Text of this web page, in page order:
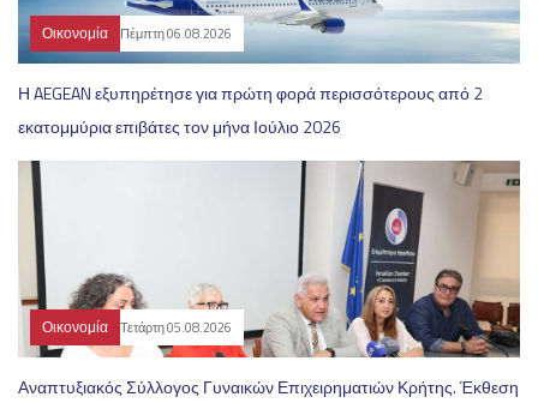
Οικονομία Πέμπτη 06.08.2026
Η AEGEAN εξυπηρέτησε για πρώτη φορά περισσότερους από 2
εκατομμύρια επιβάτες τον μήνα Ιούλιο 2026
Οικονομία Τετάρτη 05.08.2026
Αναπτυξιακός Σύλλογος Γυναικών Επιχειρηματιών Κρήτης. Έκθεση